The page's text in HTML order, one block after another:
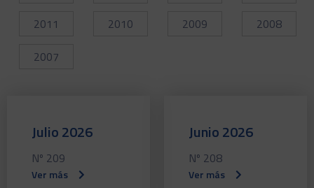
2011
2010 2009
2008
2007
Julio 2026
Nº 209
Ver más
Junio 2026
Nº 208
Ver más